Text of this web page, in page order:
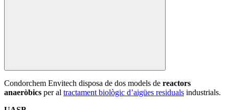
Condorchem Envitech disposa de dos models de reactors
anaeròbics per al tractament biològic d’aigües residuals industrials.